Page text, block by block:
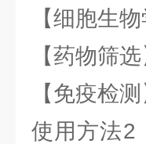
【细胞生
【药物筛
【免疫检
使用方法2